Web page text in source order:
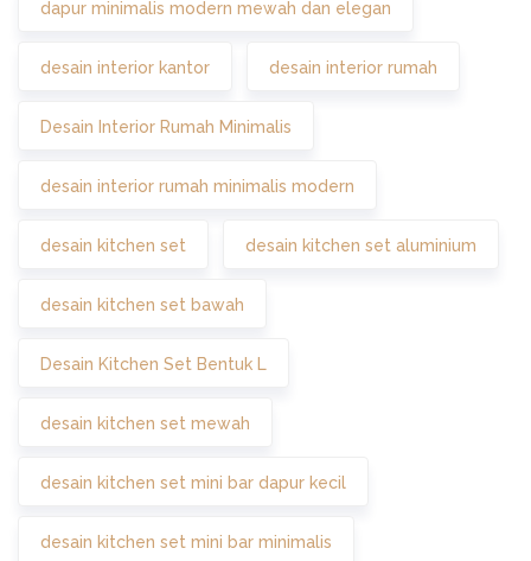
dapur minimalis modern mewah dan elegan
desain interior kantor desain interior rumah
Desain Interior Rumah Minimalis
desain interior rumah minimalis modern
desain kitchen set desain kitchen set aluminium
desain kitchen set bawah
Desain Kitchen Set Bentuk L
desain kitchen set mewah
desain kitchen set mini bar dapur kecil
desain kitchen set mini bar minimalis